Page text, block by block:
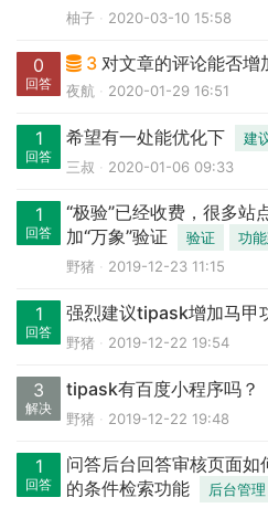
柚子
2020-03-10 15:58
0
回答
3 对文章的评论能否增
夜航 2020-01-29 16:51
1
回答
希望有一处能优化下
建
三叔
2020-01-06 09:33
1
回答
“极验”已经收费，很多站
加“万象”验证
验证
功
野猪
2019-12-23 11:15
1
回答
强烈建议tipask增加马甲
野猪
2019-12-22 19:54
3
解决
tipask有百度小程序吗？
野猪
2019-12-22 19:48
1
回答
问答后台回答审核页面
的条件检索功能
后台管理